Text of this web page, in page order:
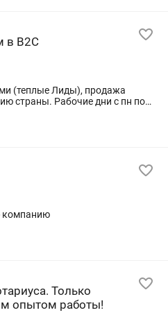
в B2C
(теплые Лиды), продажа
страны. Рабочие дни с пн по
до 19.00 плюс одна дежурная
компанию
Только
опытом работы!